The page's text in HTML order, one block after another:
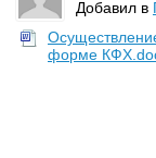
Добавил в
форме